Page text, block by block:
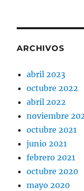
ARCHIVOS
abril 2023
octubre 2022
abril 2022
noviembre
octubre 2021
junio 2021
febrero 2021
octubre 2020
mayo 2020